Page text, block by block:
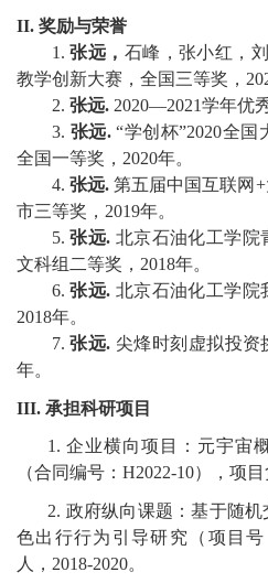
科
园
生
交
II. 奖励与荣誉
1.张远， 石峰，张小红，
教学创新大赛，全国三等奖，
2. 张远. 2020—2021学年优
3. 张远.“学创杯”2020全国
全国一等奖， 2020年。
4.张远.第五届中国互联网 +
市三等奖， 2019年。
5.张远. 北京石油化工学院
文科组二等奖， 2018年。
6.张远. 北京石油化工学院
2018年。
7.张远. 尖烽时刻虚拟投资
年。
III. 承担科研项目
1 . 企业横向项目：元宇宙
（合同编号： H2022-10） ，项
2. 政府纵向课题 ：基于随机
色出行行为引导研究
（项目号
人， 2018-2020。